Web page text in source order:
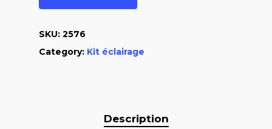
SKU: 2576
Category: Kit éclairage
Description